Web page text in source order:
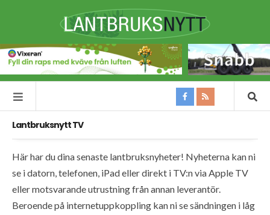
Lantbruksnytt TV
Här har du dina senaste lantbruksnyheter! Nyheterna kan ni
se i datorn, telefonen, iPad eller direkt i TV:n via Apple TV
eller motsvarande utrustning från annan leverantör.
Beroende på internetuppkoppling kan ni se sändningen i låg